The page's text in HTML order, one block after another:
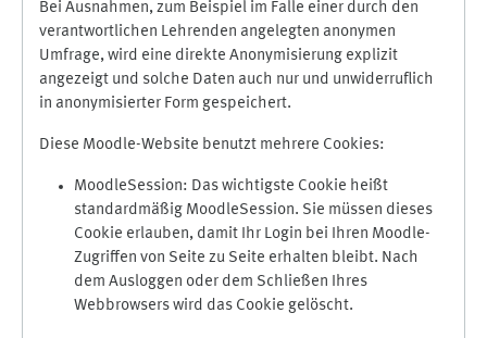
Bei Ausnahmen, zum Beispiel im Falle einer durch den
verantwortlichen Lehrenden angelegten anonymen
Umfrage, wird eine direkte Anonymisierung explizit
angezeigt und solche Daten auch nur und unwiderruflich
in anonymisierter Form gespeichert.
Diese Moodle-Website benutzt mehrere Cookies:
MoodleSession: Das wichtigste Cookie heißt
standardmäßig MoodleSession. Sie müssen dieses
Cookie erlauben, damit Ihr Login bei Ihren Moodle-
Zugriffen von Seite zu Seite erhalten bleibt. Nach
dem Ausloggen oder dem Schließen Ihres
Webbrowsers wird das Cookie gelöscht.